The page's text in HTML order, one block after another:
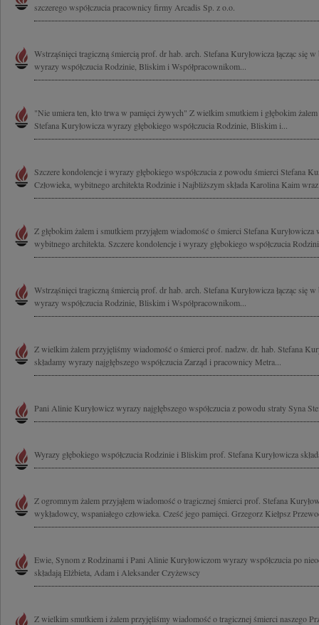
szczerego współczucia pracownicy firmy Arcadis Sp. z o.o.
Wstrząśnięci tragiczną śmiercią prof. dr hab. arch. Stefana Kuryłowicza łącząc się
wyrazy współczucia Rodzinie, Bliskim i Współpracownikom...
"Nie umiera ten, kto trwa w pamięci żywych" Z wielkim smutkiem i głębokim
Stefana Kuryłowicza wyrazy głębokiego współczucia Rodzinie, Bliskim i...
Szczere kondolencje i wyrazy głębokiego współczucia z powodu śmierci Stefana
Człowieka, wybitnego architekta Rodzinie i Najbliższym składa Karolina Kaim
Z głębokim żalem i smutkiem przyjąłem wiadomość o śmierci Stefana Kuryłowicza
wybitnego architekta. Szczere kondolencje i wyrazy głębokiego współczucia
Wstrząśnięci tragiczną śmiercią prof. dr hab. arch. Stefana Kuryłowicza łącząc się
wyrazy współczucia Rodzinie, Bliskim i Współpracownikom...
Z wielkim żalem przyjęliśmy wiadomość o śmierci prof. nadzw. dr. hab. Stefana
składamy wyrazy najgłębszego współczucia Zarząd i pracownicy Metra...
Pani Alinie Kuryłowicz wyrazy najgłębszego współczucia z powodu straty Syna
Wyrazy głębokiego współczucia Rodzinie i Bliskim prof. Stefana Kuryłowicza
Z ogromnym żalem przyjąłem wiadomość o tragicznej śmierci prof. Stefana
wykładowcy, wspaniałego człowieka. Cześć jego pamięci. Grzegorz Kiełpsz
Ewie, Synom z Rodzinami i Pani Alinie Kuryłowiczom wyrazy współczucia po
składają Elżbieta, Adam i Aleksander Czyżewscy
Z wielkim smutkiem i żalem przyjęliśmy wiadomość o tragicznej śmierci naszego